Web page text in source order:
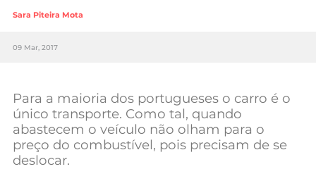
Sociedade
Tecnologia
Negócios
Mundial 2026
Sara Piteira Mota
09 Mar, 2017
Para a maioria dos portugueses o carro é o
único transporte. Como tal, quando
abastecem o veículo não olham para o
preço do combustível, pois precisam de se
deslocar.